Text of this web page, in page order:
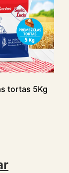
tortas 5Kg